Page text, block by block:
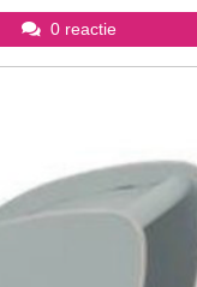
0 reactie